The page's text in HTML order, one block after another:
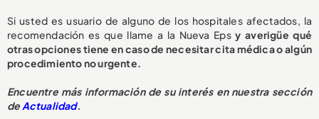
Si usted es usuario de alguno de los hospitales afectados, la
recomendación es que llame a la Nueva Epsy averigüe qué
otras opciones tiene en caso de necesitar cita médica o algún
procedimiento no urgente.
Encuentre más información de su interés en nuestra sección
deActualidad.